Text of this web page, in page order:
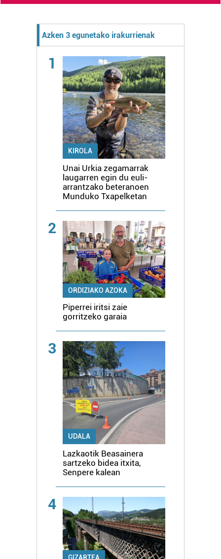
Azken 3 egunetako irakurrienak
1
KIROLA
Unai Urkia zegamarrak
laugarren egin du euli-
arrantzako beteranoen
Munduko Txapelketan
2
ORDIZIAKO AZOKA
Piperrei iritsi zaie
gorritzeko garaia
3
UDALA
Lazkaotik Beasainera
sartzeko bidea itxita,
Senpere kalean
4